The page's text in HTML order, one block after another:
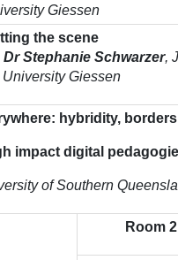
Giessen
the scene
Stephanie Schwarzer,
Giessen
hybridity,
impact digital
of Southern
Room 2